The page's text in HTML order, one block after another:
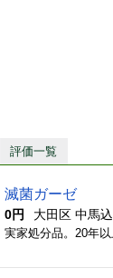
評価一覧
滅菌ガーゼ
0円 大田区 中馬込